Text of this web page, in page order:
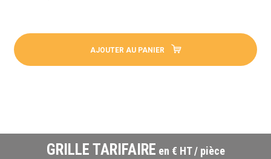
AJOUTER AU PANIER
GRILLE TARIFAIRE en € HT / pièce